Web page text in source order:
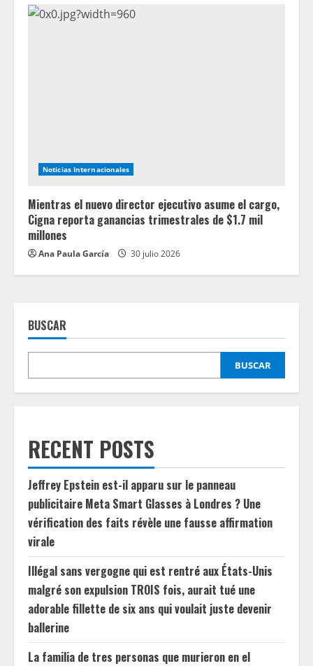
Noticias Internacionales
Mientras el nuevo director ejecutivo asume el cargo,
Cigna reporta ganancias trimestrales de $1.7 mil
millones
Ana Paula García 30 julio 2026
BUSCAR
BUSCAR
RECENT POSTS
Jeffrey Epstein est-il apparu sur le panneau
publicitaire Meta Smart Glasses à Londres ? Une
vérification des faits révèle une fausse affirmation
virale
Illégal sans vergogne qui est rentré aux États-Unis
malgré son expulsion TROIS fois, aurait tué une
adorable fillette de six ans qui voulait juste devenir
ballerine
La familia de tres personas que murieron en el